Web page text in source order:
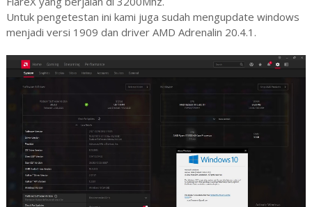
Untuk pengetestan ini kami juga sudah mengupdate windows
menjadi versi 1909 dan driver AMD Adrenalin 20.4.1.